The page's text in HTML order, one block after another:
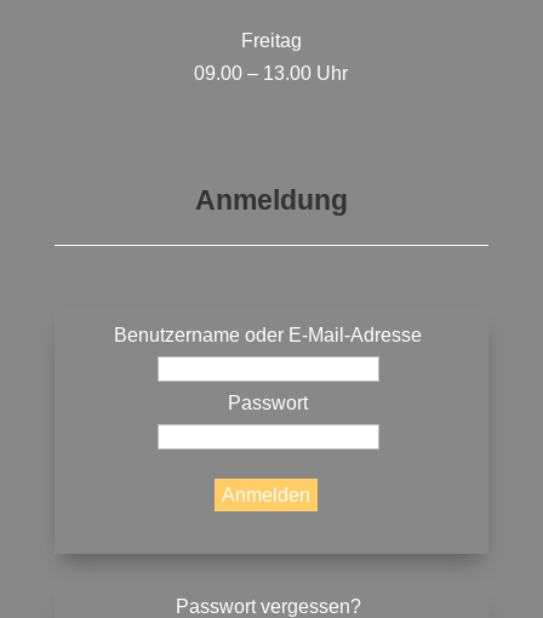
Freitag
09.00 – 13.00 Uhr
Anmeldung
Benutzername oder E-Mail-Adresse
Passwort
Passwort vergessen?